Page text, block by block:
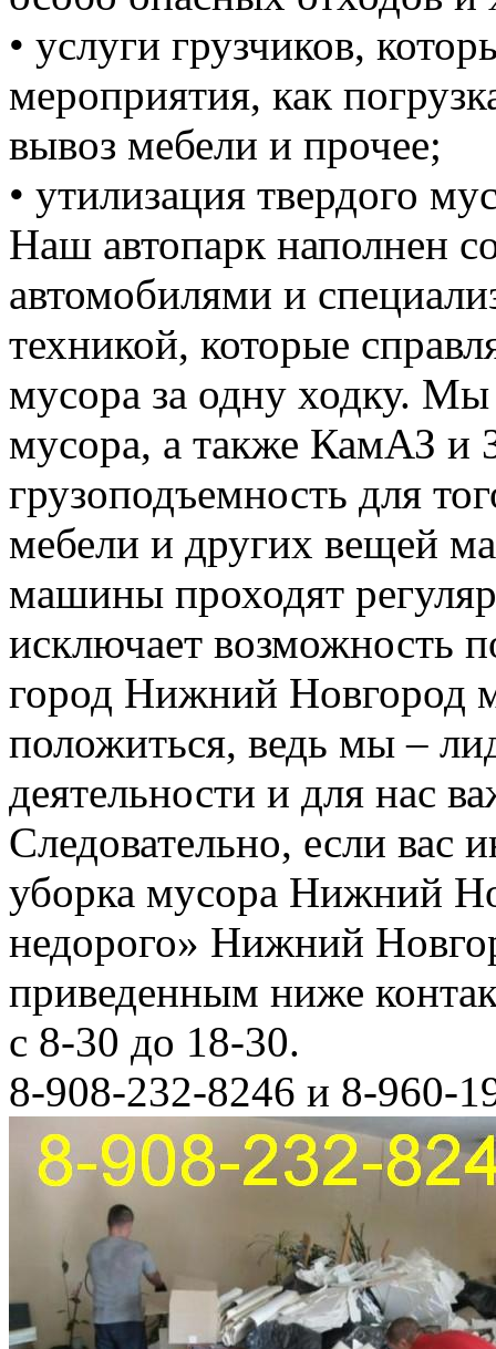
• услуги грузчиков,
мероприятия, как
вывоз мебели и прочее;
• утилизация твердого
Наш автопарк наполнен
автомобилями и
техникой, которые
мусора за одну ходку. Мы
мусора, а также КамАЗ
грузоподъемность для
мебели и других вещей
машины проходят
исключает возможность
город Нижний Новгород
положиться, ведь мы –
деятельности и для нас
Следовательно, если вас
уборка мусора Нижний
недорого» Нижний
приведенным ниже
с 8-30 до 18-30.
8-908-232-8246 и 8-960-